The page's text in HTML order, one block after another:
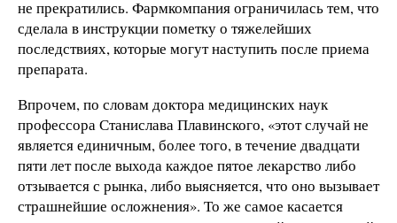
не прекратились. Фармкомпания ограничилась тем, что
сделала в инструкции пометку о тяжелейших
последствиях, которые могут наступить после приема
препарата.
Впрочем, по словам доктора медицинских наук
профессора Станислава Плавинского, «этот случай не
является единичным, более того, в течение двадцати
пяти лет после выхода каждое пятое лекарство либо
отзывается с рынка, либо выясняется, что оно вызывает
страшнейшие осложнения». То же самое касается